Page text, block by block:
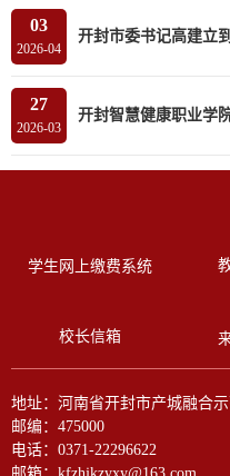
03
2026-04
开封市委书记高建立
27
2026-03
学生网上缴费系统
校长信箱
地址：河南省开封市产城融合
邮编：475000
电话：0371-22296622